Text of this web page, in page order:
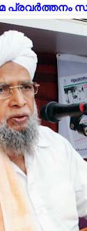
പ്രവര്‍ത്തനം